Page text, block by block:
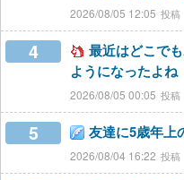
2026/08/05 12:05
4
最近はどこで
ようになったよね
2026/08/05 00:05
5 友達に5歳年上
2026/08/04 16:22